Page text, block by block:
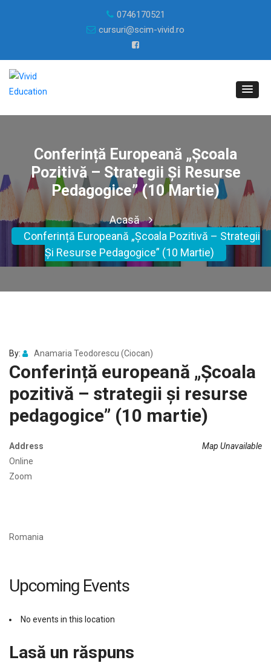
0746170521
cursuri@scim-vivid.ro
Conferință Europeană „Școala
Pozitivă – Strategii Și Resurse
Pedagogice” (10 Martie)
Acasă
Conferință Europeană „Școala Pozitivă – Strategii
Și Resurse Pedagogice” (10 Martie)
By: Anamaria Teodorescu (Ciocan)
Conferință europeană „Școala
pozitivă – strategii și resurse
pedagogice” (10 martie)
Map Unavailable
Address
Online
Zoom
Romania
Upcoming Events
No events in this location
Lasă un răspuns